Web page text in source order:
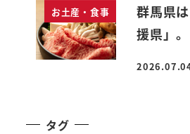
お土産・食事
群馬県
援県」。
投稿日
タグ